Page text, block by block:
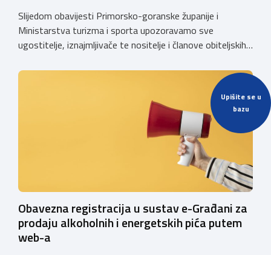
Upišite se u
bazu
Slijedom obavijesti Primorsko-goranske županije i
Ministarstva turizma i sporta upozoravamo sve
ugostitelje, iznajmljivače te nositelje i članove obiteljskih
privremenih rješenja izdanih sukladno Zakonu o
ugostiteljskoj djelatnosti. Ministarstvo podsjeća da se od
1. siječnja 2025. godine više ne mogu podnositi novi
zahtjevi za izdavanje privremenih rješenja, dok već izdana
Obavezna registracija u sustav e-Građani za
prodaju alkoholnih i energetskih pića putem
web-a